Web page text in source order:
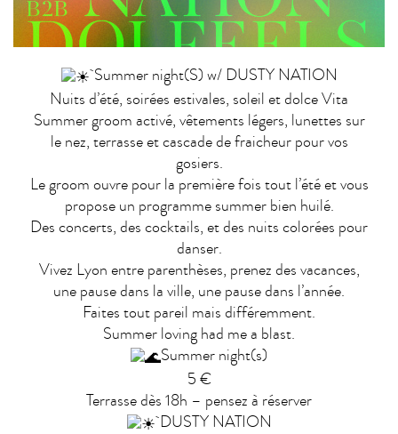
Summer night(S) w/ DUSTY NATION
Nuits d’été, soirées estivales, soleil et dolce Vita
Summer groom activé, vêtements légers, lunettes sur
le nez, terrasse et cascade de fraicheur pour vos
gosiers.
Le groom ouvre pour la première fois tout l’été et vous
propose un programme summer bien huilé.
Des concerts, des cocktails, et des nuits colorées pour
danser.
Vivez Lyon entre parenthèses, prenez des vacances,
une pause dans la ville, une pause dans l’année.
Faites tout pareil mais différemment.
Summer loving had me a blast.
Summer night(s)
5 €
Terrasse dès 18h – pensez à réserver
DUSTY NATION